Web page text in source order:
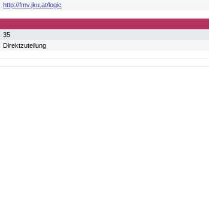
http://fmv.jku.at/logic
35
Direktzuteilung